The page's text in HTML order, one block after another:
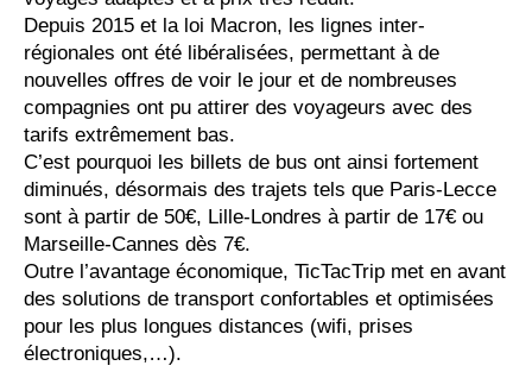
Depuis 2015 et la loi Macron, les lignes inter-
régionales ont été libéralisées, permettant à de
nouvelles offres de voir le jour et de nombreuses
compagnies ont pu attirer des voyageurs avec des
tarifs extrêmement bas.
C’est pourquoi les billets de bus ont ainsi fortement
diminués, désormais des trajets tels que Paris-Lecce
sont à partir de 50€, Lille-Londres à partir de 17€ ou
Marseille-Cannes dès 7€.
Outre l’avantage économique, TicTacTrip met en avant
des solutions de transport confortables et optimisées
pour les plus longues distances (wifi, prises
électroniques,…).